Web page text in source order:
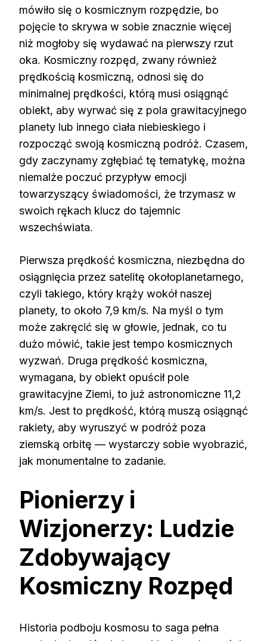
mówiło się o kosmicznym rozpędzie, bo
pojęcie to skrywa w sobie znacznie więcej
niż mogłoby się wydawać na pierwszy rzut
oka. Kosmiczny rozpęd, zwany również
prędkością kosmiczną, odnosi się do
minimalnej prędkości, którą musi osiągnąć
obiekt, aby wyrwać się z pola grawitacyjnego
planety lub innego ciała niebieskiego i
rozpocząć swoją kosmiczną podróż. Czasem,
gdy zaczynamy zgłębiać tę tematykę, można
niemalże poczuć przypływ emocji
towarzyszący świadomości, że trzymasz w
swoich rękach klucz do tajemnic
wszechświata.
Pierwsza prędkość kosmiczna, niezbędna do
osiągnięcia przez satelitę okołoplanetarnego,
czyli takiego, który krąży wokół naszej
planety, to około 7,9 km/s. Na myśl o tym
może zakręcić się w głowie, jednak, co tu
dużo mówić, takie jest tempo kosmicznych
wyzwań. Druga prędkość kosmiczna,
wymagana, by obiekt opuścił pole
grawitacyjne Ziemi, to już astronomiczne 11,2
km/s. Jest to prędkość, którą muszą osiągnąć
rakiety, aby wyruszyć w podróż poza
ziemską orbitę — wystarczy sobie wyobrazić,
jak monumentalne to zadanie.
Pionierzy i
Wizjonerzy: Ludzie
Zdobywający
Kosmiczny Rozpęd
Historia podboju kosmosu to saga pełna